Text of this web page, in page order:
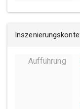
Aufführung